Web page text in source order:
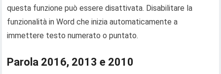
questa funzione può essere disattivata. Disabilitare la
funzionalità in Word che inizia automaticamente a
immettere testo numerato o puntato.
Parola 2016, 2013 e 2010